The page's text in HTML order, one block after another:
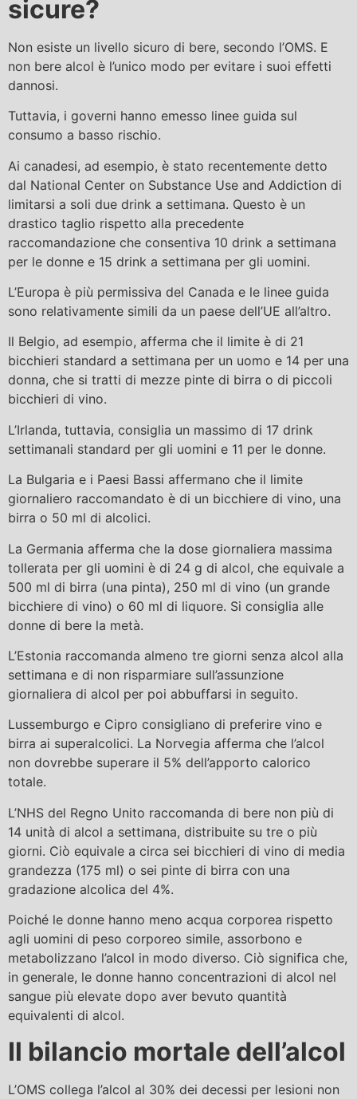
sicure?
Non esiste un livello sicuro di bere, secondo l’OMS. E
non bere alcol è l’unico modo per evitare i suoi effetti
dannosi.
Tuttavia, i governi hanno emesso linee guida sul
consumo a basso rischio.
Ai canadesi, ad esempio, è stato recentemente detto
dal National Center on Substance Use and Addiction di
limitarsi a soli due drink a settimana. Questo è un
drastico taglio rispetto alla precedente
raccomandazione che consentiva 10 drink a settimana
per le donne e 15 drink a settimana per gli uomini.
L’Europa è più permissiva del Canada e le linee guida
sono relativamente simili da un paese dell’UE all’altro.
Il Belgio, ad esempio, afferma che il limite è di 21
bicchieri standard a settimana per un uomo e 14 per una
donna, che si tratti di mezze pinte di birra o di piccoli
bicchieri di vino.
L’Irlanda, tuttavia, consiglia un massimo di 17 drink
settimanali standard per gli uomini e 11 per le donne.
La Bulgaria e i Paesi Bassi affermano che il limite
giornaliero raccomandato è di un bicchiere di vino, una
birra o 50 ml di alcolici.
La Germania afferma che la dose giornaliera massima
tollerata per gli uomini è di 24 g di alcol, che equivale a
500 ml di birra (una pinta), 250 ml di vino (un grande
bicchiere di vino) o 60 ml di liquore. Si consiglia alle
donne di bere la metà.
L’Estonia raccomanda almeno tre giorni senza alcol alla
settimana e di non risparmiare sull’assunzione
giornaliera di alcol per poi abbuffarsi in seguito.
Lussemburgo e Cipro consigliano di preferire vino e
birra ai superalcolici. La Norvegia afferma che l’alcol
non dovrebbe superare il 5% dell’apporto calorico
totale.
L’NHS del Regno Unito raccomanda di bere non più di
14 unità di alcol a settimana, distribuite su tre o più
giorni. Ciò equivale a circa sei bicchieri di vino di media
grandezza (175 ml) o sei pinte di birra con una
gradazione alcolica del 4%.
Poiché le donne hanno meno acqua corporea rispetto
agli uomini di peso corporeo simile, assorbono e
metabolizzano l’alcol in modo diverso. Ciò significa che,
in generale, le donne hanno concentrazioni di alcol nel
sangue più elevate dopo aver bevuto quantità
equivalenti di alcol.
Il bilancio mortale dell’alcol
L’OMS collega l’alcol al 30% dei decessi per lesioni non